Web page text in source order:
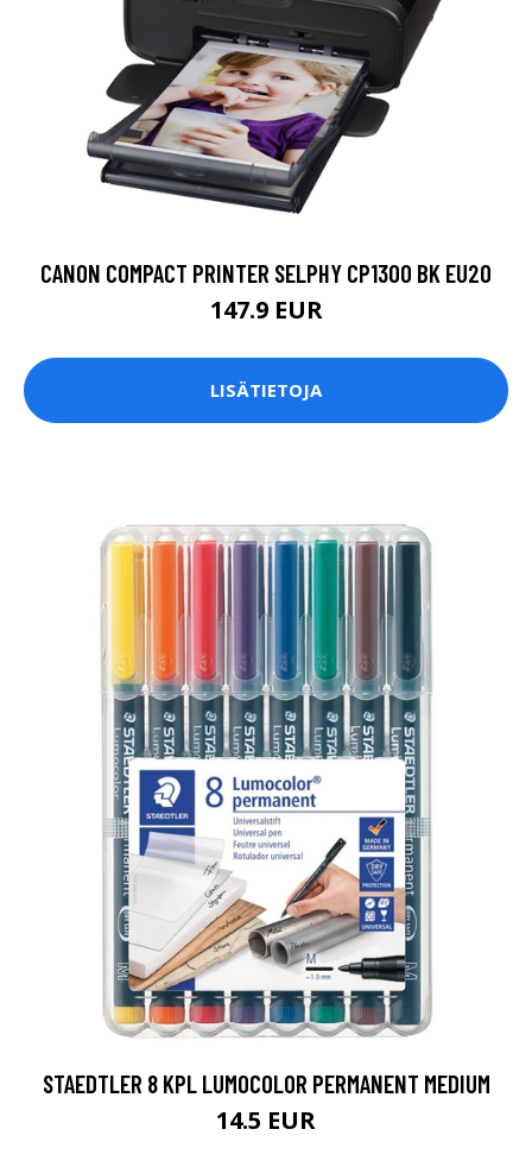
CANON COMPACT PRINTER SELPHY CP1300 BK EU20
147.9 EUR
LISÄTIETOJA
STAEDTLER 8 KPL LUMOCOLOR PERMANENT MEDIUM
14.5 EUR